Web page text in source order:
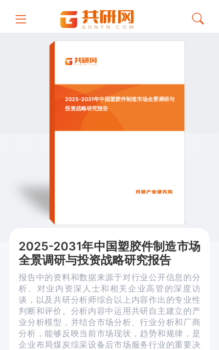
2025-2031年中国塑胶件制造市场全景调研与
投资战略研究报告
2025-2031年中国塑胶件制造市场
全景调研与投资战略研究报告
报告中的资料和数据来源于对行业公开信息的分
析、对业内资深人士和相关企业高管的深度访
谈，以及共研分析师综合以上内容作出的专业性
判断和评价。分析内容中运用共研自主建立的产
业分析模型，并结合市场分析、行业分析和厂商
分析，能够反映当前市场现状，趋势和规律，是
企业布局煤炭综采设备后市场服务行业的重要决